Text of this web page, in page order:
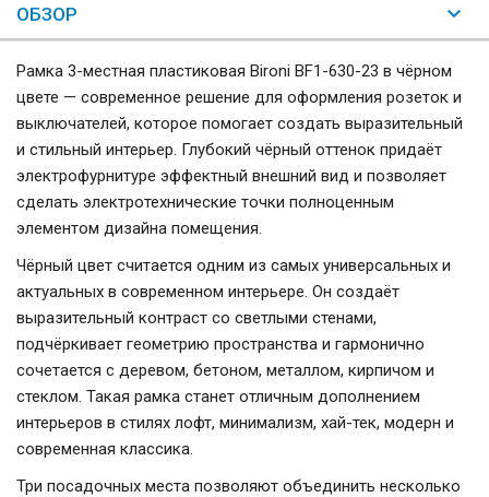
ОБЗОР
Рамка 3-местная пластиковая Bironi BF1-630-23 в чёрном
цвете — современное решение для оформления розеток и
выключателей, которое помогает создать выразительный
и стильный интерьер. Глубокий чёрный оттенок придаёт
электрофурнитуре эффектный внешний вид и позволяет
сделать электротехнические точки полноценным
элементом дизайна помещения.
Чёрный цвет считается одним из самых универсальных и
актуальных в современном интерьере. Он создаёт
выразительный контраст со светлыми стенами,
подчёркивает геометрию пространства и гармонично
сочетается с деревом, бетоном, металлом, кирпичом и
стеклом. Такая рамка станет отличным дополнением
интерьеров в стилях лофт, минимализм, хай-тек, модерн и
современная классика.
Три посадочных места позволяют объединить несколько